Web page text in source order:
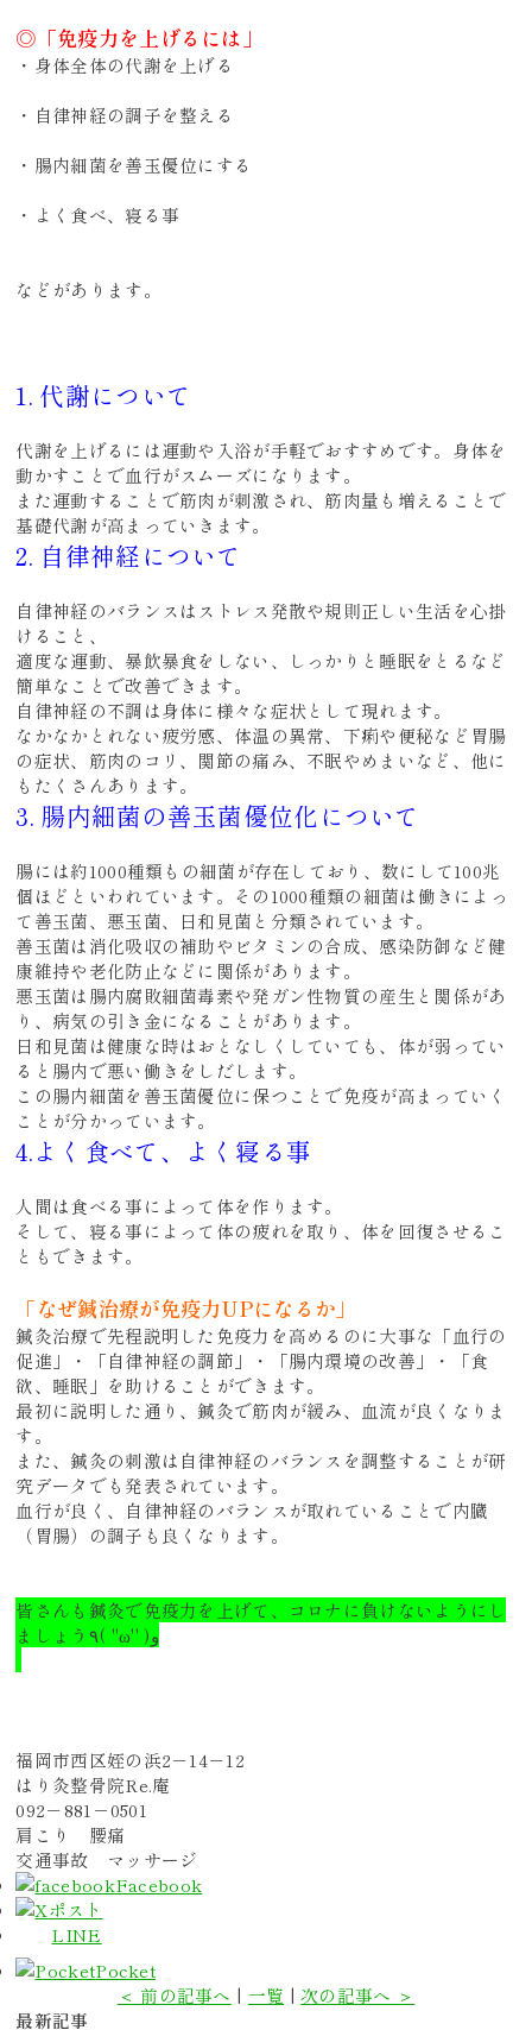
◎「免疫力を上げるには」
・身体全体の代謝を上げる
・ 自律神経の調子を整える
・腸内細菌を善玉優位にする
・よく食べ、寝る事
などがあります。
1. 代謝について
代謝を上げるには運動や入浴が手軽でおすすめです。身体を
動かすことで血行がスムーズになります。
また運動することで筋肉が刺激され、筋肉量も増えることで
基礎代謝が高まっていきます。
2. 自律神経について
自律神経のバランスはストレス発散や規則正しい生活を心掛
けること、
適度な運動、暴飲暴食をしない、しっかりと睡眠をとるなど
簡単なことで改善できます。
自律神経の不調は身体に様々な症状として現れます。
なかなかとれない疲労感、体温の異常、下痢や便秘など胃腸
の症状、筋肉のコリ、関節の痛み、不眠やめまいなど、他に
もたくさんあります。
3. 腸内細菌の善玉菌優位化について
腸には約1000種類もの細菌が存在しており、数にして100兆
個ほどといわれています。その1000種類の細菌は働きによっ
て善玉菌、悪玉菌、日和見菌と分類されています。
善玉菌は消化吸収の補助やビタミンの合成、感染防御など健
康維持や老化防止などに関係があります。
悪玉菌は腸内腐敗細菌毒素や発ガン性物質の産生と関係があ
り、病気の引き金になることがあります。
日和見菌は健康な時はおとなしくしていても、体が弱ってい
ると腸内で悪い働きをしだします。
この腸内細菌を善玉菌優位に保つことで免疫が高まっていく
ことが分かっています。
4.よく食べて、よく寝る事
人間は食べる事によって体を作ります。
そして、寝る事によって体の疲れを取り、体を回復させるこ
ともできます。
「なぜ鍼治療が免疫力UPになるか」
鍼灸治療で先程説明した免疫力を高めるのに大事な「血行の
促進」・「自律神経の調節」・「腸内環境の改善」・「食
欲、睡眠」を助けることができます。
最初に説明した通り、鍼灸で筋肉が緩み、血流が良くなりま
す。
また、鍼灸の刺激は自律神経のバランスを調整することが研
究データでも発表されています。
血行が良く、自律神経のバランスが取れていることで内臓
（胃腸）の調子も良くなります。
皆さんも鍼灸で免疫力を上げて、コロナに負けないようにし
ましょう٩( ''ω'' )و
福岡市西区姪の浜2－14－12
はり灸整骨院Re.庵
092－881－0501
肩こり 腰痛
交通事故 マッサージ
Facebook
ポスト
LINE
Pocket
＜ 前の記事へ | 一覧 |次の記事へ ＞
最新記事